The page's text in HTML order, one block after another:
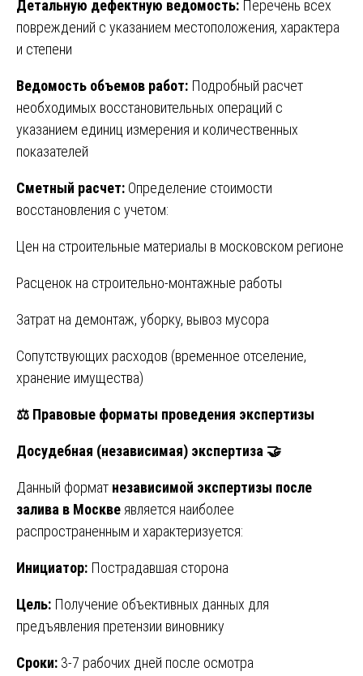
Детальную дефектную ведомость: Перечень всех
повреждений с указанием местоположения, характера
и степени
Ведомость объемов работ: Подробный расчет
необходимых восстановительных операций с
указанием единиц измерения и количественных
показателей
Сметный расчет: Определение стоимости
восстановления с учетом:
Цен на строительные материалы в московском регионе
Расценок на строительно-монтажные работы
Затрат на демонтаж, уборку, вывоз мусора
Сопутствующих расходов (временное отселение,
хранение имущества)
⚖️ Правовые форматы проведения экспертизы
Досудебная (независимая) экспертиза 🤝
Данный формат независимой экспертизы после
залива в Москве является наиболее
распространенным и характеризуется:
Инициатор: Пострадавшая сторона
Цель: Получение объективных данных для
предъявления претензии виновнику
Сроки: 3-7 рабочих дней после осмотра